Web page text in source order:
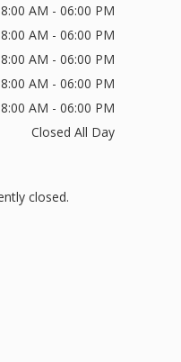
AM - 06:00 PM
AM - 06:00 PM
AM - 06:00 PM
AM - 06:00 PM
AM - 06:00 PM
Closed All Day
closed.